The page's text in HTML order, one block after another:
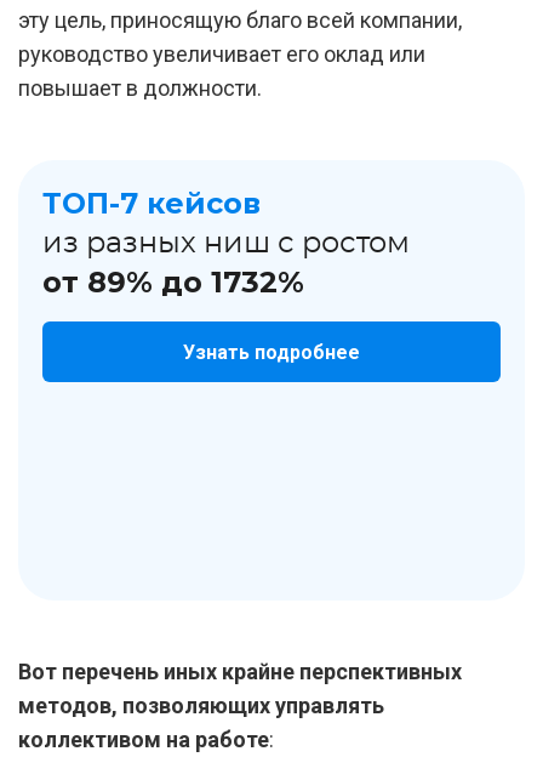
эту цель, приносящую благо всей компании,
руководство увеличивает его оклад или
повышает в должности.
ТОП-7 кейсов
из разных ниш с ростом
от 89% до 1732%
Узнать подробнее
Вот перечень иных крайне перспективных
методов, позволяющих управлять
коллективом на работе: